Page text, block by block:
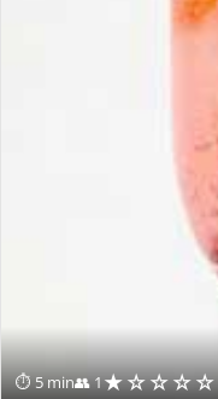
⏱ 5 min👥 1★☆☆☆☆